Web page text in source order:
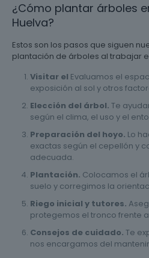
¿Cómo plantar árboles
Huelva?
Estos son los pasos que siguen
plantación de árboles al trabajar
Visitar el Evaluamos el
exposición al sol y otros
Elección del árbol. Te
según el clima, el uso y el
Preparación del hoyo. Lo
exactas según el cepellón y
adecuada.
Plantación. Colocamos el
suelo y corregimos la
Riego inicial y tutores.
protegemos el tronco frente
Consejos de cuidado. Te
nos encargamos del